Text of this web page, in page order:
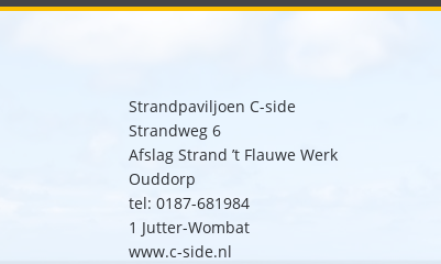
ROLSTOELEN
E-JUTTER WOMBAT
JUTTER CLICK & GO
ALL-TERRAIN ROLSTOEL: KID-DO
WATERWHEELS
BRANCARD
EASYWAY CART
BOSROLLATOR
Strandpaviljoen C-side
Strandweg 6
Afslag Strand ’t Flauwe Werk
Ouddorp
tel: 0187-681984
1 Jutter-Wombat
www.c-side.nl